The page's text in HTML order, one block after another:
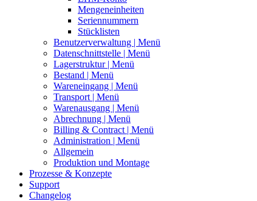
Mengeneinheiten
Seriennummern
Stücklisten
Benutzerverwaltung | Menü
Datenschnittstelle | Menü
Lagerstruktur | Menü
Bestand | Menü
Wareneingang | Menü
Transport | Menü
Warenausgang | Menü
Abrechnung | Menü
Billing & Contract | Menü
Administration | Menü
Allgemein
Produktion und Montage
Prozesse & Konzepte
Support
Changelog